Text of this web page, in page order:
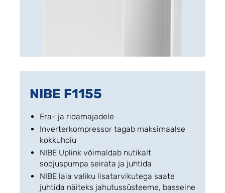
NIBE F1155
Era- ja ridamajadele
Inverterkompressor tagab maksimaalse
kokkuhoiu
NIBE Uplink võimaldab nutikalt
soojuspumpa seirata ja juhtida
NIBE laia valiku lisatarvikutega saate
juhtida näiteks jahutussüsteeme, basseine